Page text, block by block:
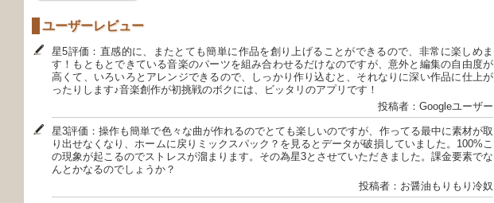
ユーザーレビュー
星5評価：直感的に、またとても簡単に作品を創り上げることができるので、非常に楽しめま
す！もともとできている音楽のパーツを組み合わせるだけなのですが、意外と編集の自由度が
高くて、いろいろとアレンジできるので、しっかり作り込むと、それなりに深い作品に仕上が
ったりします♪音楽創作が初挑戦のボクには、ビッタリのアプリです！
投稿者：Googleユーザー
星3評価：操作も簡単で色々な曲が作れるのでとても楽しいのですが、作ってる最中に素材が取
り出せなくなり、ホームに戻りミックスパック？を見るとデータが破損していました。100%こ
の現象が起こるのでストレスが溜まります。その為星3とさせていただきました。課金要素でな
んとかなるのでしょうか？
投稿者：お醤油もりもり冷奴